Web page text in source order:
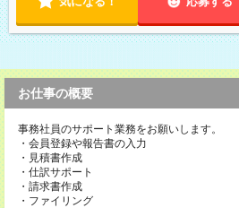
お仕事の概要
事務社員のサポート業務をお願いします。
・会員登録や報告書の入力
・見積書作成
・仕訳サポート
・請求書作成
・ファイリング